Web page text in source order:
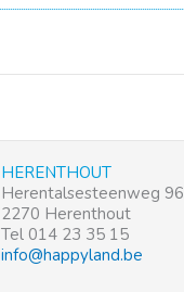
HERENTHOUT
Herentalsesteenweg 96
2270 Herenthout
Tel 014 23 35 15
info@happyland.be